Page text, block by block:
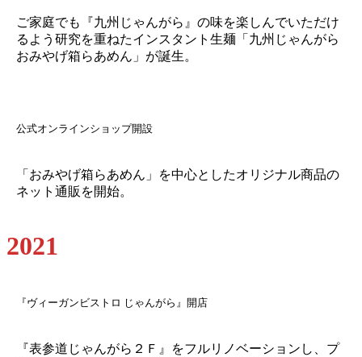
ご家庭でも『九州じゃんがら』の味を楽しんでいただけ
るよう研究を重ねたインスタント生麺「九州じゃんがら
おみやげ箱らあめん」が誕生。
公式オンラインショップ開設
「おみやげ箱らあめん」を中心としたオリジナル商品の
ネット通販を開始。
2021
『ヴィーガンビストロ じゃんがら』開店
『表参道じゃんがら２Ｆ』をフルリノベーションし、プ